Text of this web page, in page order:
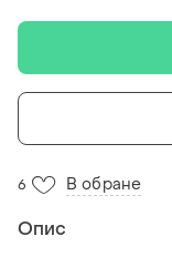
6 В обране
Опис